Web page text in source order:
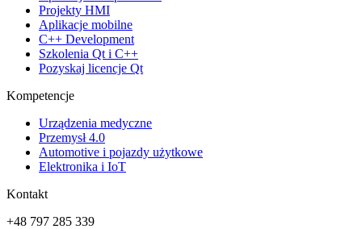
Projekty HMI
Aplikacje mobilne
C++ Development
Szkolenia Qt i C++
Pozyskaj licencje Qt
Kompetencje
Urządzenia medyczne
Przemysł 4.0
Automotive i pojazdy użytkowe
Elektronika i IoT
Kontakt
+48 797 285 339